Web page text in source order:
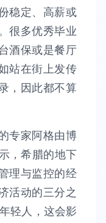
稳定、高薪或
很多优秀毕业
酒保或是餐厅
站在街上发传
，因此都不算
专家阿格由博
，希腊的地下
理与监控的经
活动的三分之
轻人，这会影